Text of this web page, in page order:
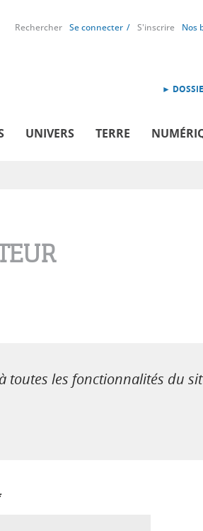
Rechercher Se connecter S'inscrire Nos
►
UNIVERS TERRE
toutes les fonctionnalités du